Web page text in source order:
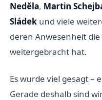
Neděla, Martin
Sládek und viele
deren Anwesenheit
weitergebracht hat.
Es wurde viel gesagt –
Gerade deshalb sind